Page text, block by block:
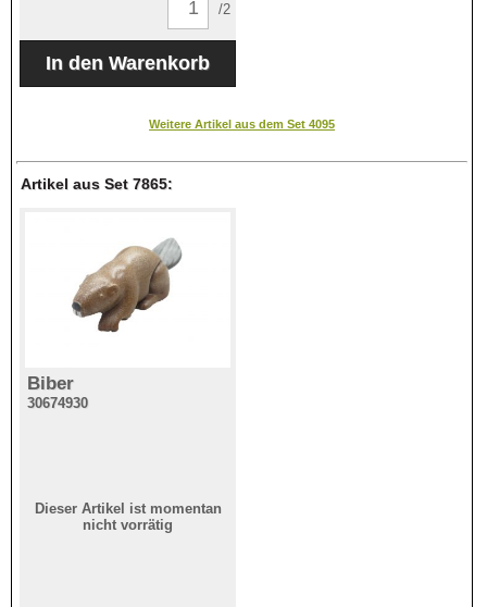
/2
Weitere Artikel aus dem Set 4095
Artikel aus Set 7865:
Biber
30674930
Dieser Artikel ist momentan
nicht vorrätig